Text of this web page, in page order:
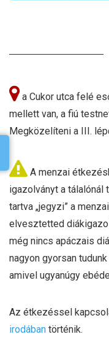
a Cukor utca felé
mellett van, a fiú
Megközelíteni a III.
A menzai
igazolványt a tálalónál
tartva „jegyzi” a
elvesztetted
még nincs apáczais
nagyon gyorsan
amivel ugyanúgy
Az étkezéssel
irodában történik.